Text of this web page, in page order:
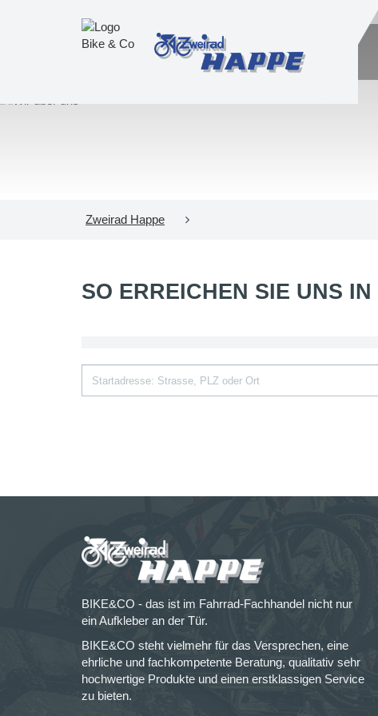
Zweirad Happe
SO ERREICHEN SIE UNS IN
BIKE&CO - das ist im Fahrrad-Fachhandel nicht nur
ein Aufkleber an der Tür.
BIKE&CO steht vielmehr für das Versprechen, eine
ehrliche und fachkompetente Beratung, qualitativ sehr
hochwertige Produkte und einen erstklassigen Service
zu bieten.